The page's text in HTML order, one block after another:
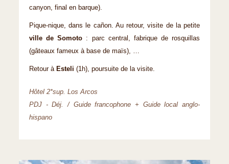
canyon, final en barque).
Pique-nique, dans le cañon. Au retour, visite de la petite
ville de Somoto : parc central, fabrique de rosquillas
(gâteaux fameux à base de maïs), …
Retour à Esteli (1h), poursuite de la visite.
Hôtel 2*sup. Los Arcos
PDJ - Déj. / Guide francophone + Guide local anglo-
hispano